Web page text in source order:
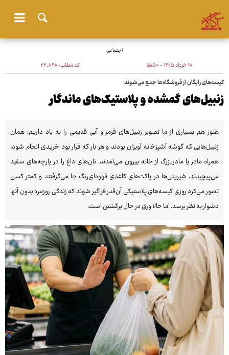
اجتماعی
۱۸ خرداد ۱۴۰۵ - ۱۵:۵۰ کد مطلب:۲۲٬۸۴۸
کیسه‌های رایگان از فروشگاه‌ها جمع می‌شوند
زنبیل‌های گمشده و پلاستیک‌های ماندگار
هنوز هم بسیاری از ما تصویر زنبیل‌های قرمز و آبی قدیمی را به یاد داریم؛ همان
زنبیل‌هایی که گوشه آشپزخانه آویزان بودند و هر بار که قرار بود خریدی انجام شود،
همراه مادر یا مادربزرگ از خانه بیرون می‌آمدند. نان‌های داغ را در پارچه‌های سفید
می‌پیچیدند، شیرینی‌ها در پاکت‌های کاغذی قهوه‌ای‌رنگ جا می‌گرفتند و کمتر کسی
تصور می‌کرد روزی کیسه‌های پلاستیکی آن‌قدر فراگیر شوند که زندگی روزمره بدون آنها
دشوار به نظر برسد. اما حالا ورق در حال برگشتن است.